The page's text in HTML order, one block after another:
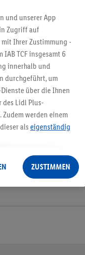
und unserer App
Zugriff auf
Ihrer Zustimmung -
TCF insgesamt 6
innerhalb und
durchgeführt, um
über die Ihnen
des Lidl Plus-
werden einem
als eigenständig
Lidl-Dienste, Ihr
- sowie Ihre
dem Speichern von
technischen
ZUSTIMMEN